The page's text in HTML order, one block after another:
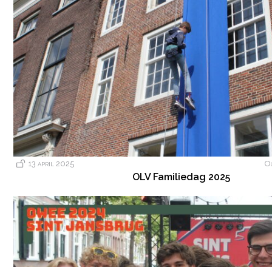
13 april 2025
OLV Familiedag 2025